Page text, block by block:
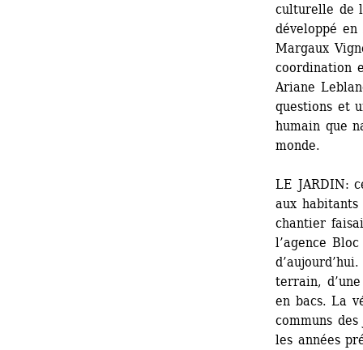
culturelle de
développé
Margaux
coordination
Ariane
questions et
humain que
monde.
LE JARDIN:
aux habitants
chantier
l’agence
terrain,
en bacs. La
communs
les années